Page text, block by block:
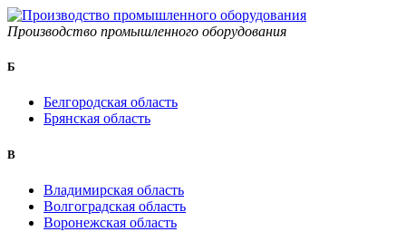
Производство промышленного оборудования
Б
Белгородская область
Брянская область
B
Владимирская область
Волгоградская область
Воронежская область